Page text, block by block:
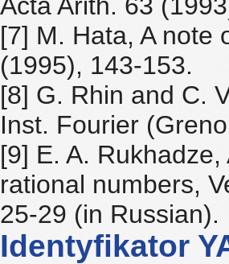
[7] M. Hata, A note
(1995), 143-153.
[8] G. Rhin and C.
Inst. Fourier
[9] E. A.
rational numbers,
25-29 (in Russian).
Identyfikator